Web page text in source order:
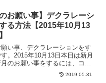
分と向き合い癒しの時間を作る
もあります。
のお願い事】デクラレーシ
る方法【2015年10月13
い事、デクラレーションをす
。2015年10月13日本日は新月
のお願い事をするには、コツ
す。新月のお願い事をして、ど
運していきましょう。
2019.05.31